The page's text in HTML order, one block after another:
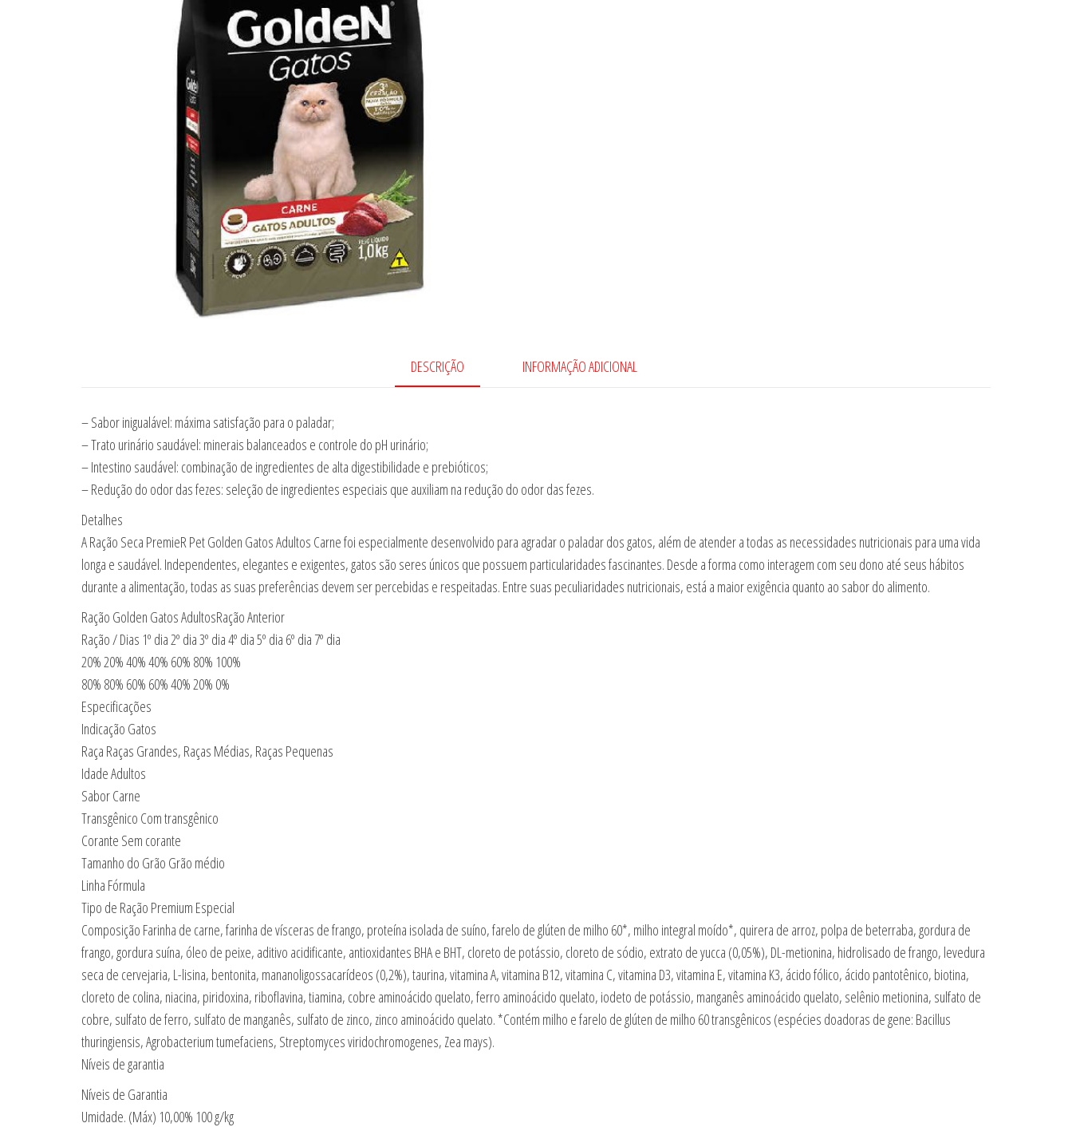
DESCRIÇÃO INFORMAÇÃO ADICIONAL
– Sabor inigualável: máxima satisfação para o paladar;
– Trato urinário saudável: minerais balanceados e controle do pH urinário;
– Intestino saudável: combinação de ingredientes de alta digestibilidade e prebióticos;
– Redução do odor das fezes: seleção de ingredientes especiais que auxiliam na redução do odor das fezes.
Detalhes
A Ração Seca PremieR Pet Golden Gatos Adultos Carne foi especialmente desenvolvido para agradar o paladar dos gatos, além de atender a todas as necessidades nutricionais para uma vida
longa e saudável. Independentes, elegantes e exigentes, gatos são seres únicos que possuem particularidades fascinantes. Desde a forma como interagem com seu dono até seus hábitos
durante a alimentação, todas as suas preferências devem ser percebidas e respeitadas. Entre suas peculiaridades nutricionais, está a maior exigência quanto ao sabor do alimento.
Ração Golden Gatos AdultosRação Anterior
Ração / Dias 1º dia 2º dia 3º dia 4º dia 5º dia 6º dia 7º dia
20% 20% 40% 40% 60% 80% 100%
80% 80% 60% 60% 40% 20% 0%
Especificações
Indicação Gatos
Raça Raças Grandes, Raças Médias, Raças Pequenas
Idade Adultos
Sabor Carne
Transgênico Com transgênico
Corante Sem corante
Tamanho do Grão Grão médio
Linha Fórmula
Tipo de Ração Premium Especial
Composição Farinha de carne, farinha de vísceras de frango, proteína isolada de suíno, farelo de glúten de milho 60*, milho integral moído*, quirera de arroz, polpa de beterraba, gordura de
frango, gordura suína, óleo de peixe, aditivo acidificante, antioxidantes BHA e BHT, cloreto de potássio, cloreto de sódio, extrato de yucca (0,05%), DL-metionina, hidrolisado de frango, levedura
seca de cervejaria, L-lisina, bentonita, mananoligossacarídeos (0,2%), taurina, vitamina A, vitamina B12, vitamina C, vitamina D3, vitamina E, vitamina K3, ácido fólico, ácido pantotênico, biotina,
cloreto de colina, niacina, piridoxina, riboflavina, tiamina, cobre aminoácido quelato, ferro aminoácido quelato, iodeto de potássio, manganês aminoácido quelato, selênio metionina, sulfato de
cobre, sulfato de ferro, sulfato de manganês, sulfato de zinco, zinco aminoácido quelato. *Contém milho e farelo de glúten de milho 60 transgênicos (espécies doadoras de gene: Bacillus
thuringiensis, Agrobacterium tumefaciens, Streptomyces viridochromogenes, Zea mays).
Níveis de garantia
Níveis de Garantia
Umidade. (Máx) 10,00% 100 g/kg